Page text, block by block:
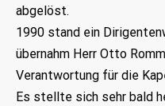
abgelöst.
1990 stand ein
übernahm Herr Otto
Verantwortung für die
Es stellte sich sehr bald